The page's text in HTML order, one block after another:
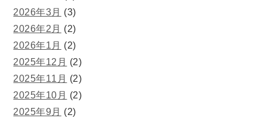
2026年3月 (3)
2026年2月 (2)
2026年1月 (2)
2025年12月 (2)
2025年11月 (2)
2025年10月 (2)
2025年9月 (2)